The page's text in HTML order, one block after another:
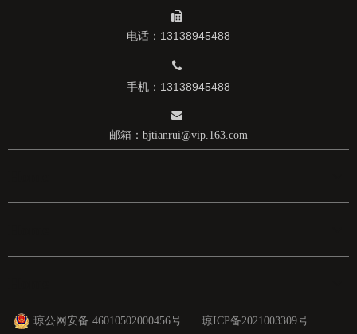

电话：13138945488

手机：13138945488

邮箱： bjtianrui@vip.163.com
琼公网安备 46010502000456号 琼ICP备2021003309号